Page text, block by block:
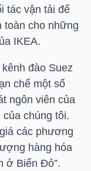
tác vận tải để
toàn cho những
IKEA.
đào Suez
chế một số
ngôn viên của
chúng tôi.
các phương
hàng hóa
ở Biển Đỏ”.